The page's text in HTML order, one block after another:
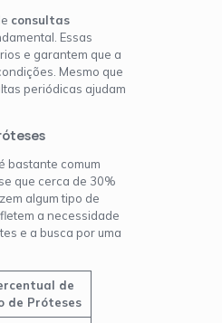
consultas
Essas
e garantem que a
Mesmo que
periódicas ajudam
é bastante comum
que cerca de 30%
algum tipo de
a necessidade
e a busca por uma
de
de Próteses